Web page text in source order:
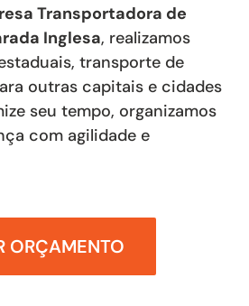
Transportadora de
Inglesa, realizamos
transporte de
outras capitais e cidades
seu tempo, organizamos
com agilidade e
ORÇAMENTO